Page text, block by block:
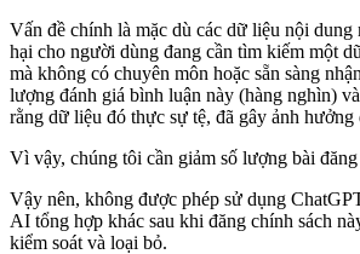
Vấn đề chính là mặc dù các dữ liệu nội
hại cho người dùng đang cần tìm kiếm một
mà không có chuyên môn hoặc sẵn sàng
lượng đánh giá bình luận này (hàng nghìn)
rằng dữ liệu đó thực sự tệ, đã gây ảnh
Vì vậy, chúng tôi cần giảm số lượng bài
Vậy nên, không được phép sử dụng
AI tổng hợp khác sau khi đăng chính sách
kiểm soát và loại bỏ.